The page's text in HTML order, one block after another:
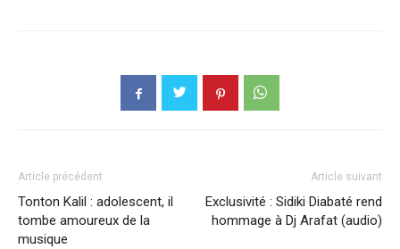
Article précédent
Tonton Kalil : adolescent, il
tombe amoureux de la
musique
Article suivant
Exclusivité : Sidiki Diabaté rend
hommage à Dj Arafat (audio)